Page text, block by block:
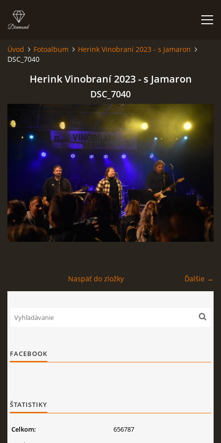
FOTOALBUM
Kapela BUMERANG
Poříčany okr. Kolín
+420 724 629 042
kapelabumerang@gmail.com
© 2026 eStránky.cz |Tisk|Hore ↑
Úvod Fotoalbum
Herink Vinobraní 2023 - s Jamaron
DSC_7040
Herink Vinobraní 2023 - s Jamaron
DSC_7040
Ďalšie →
Naspäť do zložky
FACEBOOK
ŠTATISTIKY
Celkom:
656787